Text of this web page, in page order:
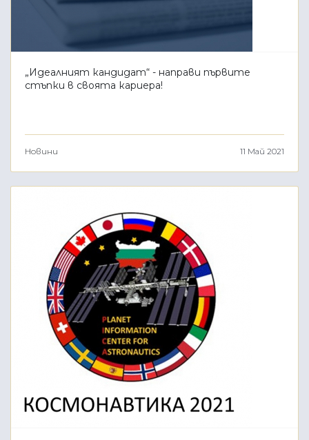
„Идеалният кандидат“ - направи първите
стъпки в своята кариера!
Новини 11 Май 2021